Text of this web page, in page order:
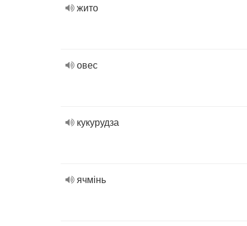
жито
овес
кукурудза
ячмінь